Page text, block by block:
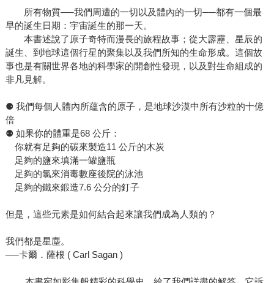
所有物質──我們周遭的一切以及體內的一切──都有一個最
早的誕生日期：宇宙誕生的那一天。
本書述說了原子奇特而漫長的旅程故事；從大霹靂、星辰的
誕生、到地球這個行星的聚集以及我們所知的生命形成。這個故
事也是有關世界各地的科學家的開創性發現，以及對生命組成的
非凡見解。
⚈ 我們每個人體內所蘊含的原子，是地球沙漠中所有沙粒的十億
倍
⚉ 如果你的體重是68 公斤：
你就有足夠的碳來製造11 公斤的木炭
足夠的鹽來填滿一罐鹽瓶
足夠的氯來消毒數座後院的泳池
足夠的鐵來鍛造7.6 公分的釘子
但是，這些元素是如何結合起來讓我們成為人類的？
我們都是星塵。
──卡爾．薩根 ( Carl Sagan )